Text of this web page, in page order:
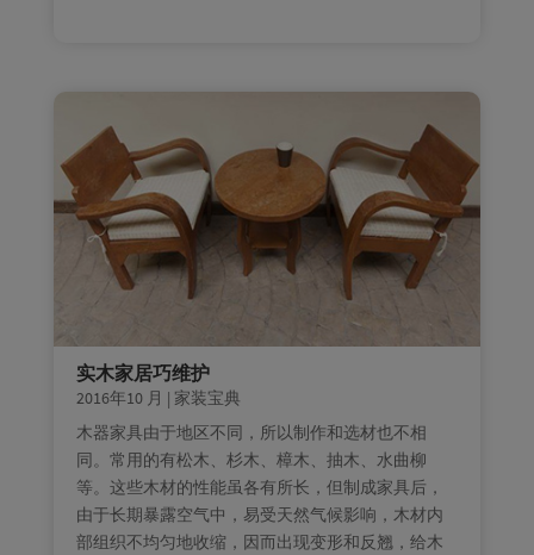
实木家居巧维护
2016年10 月 | 家装宝典
木器家具由于地区不同，所以制作和选材也不相
同。常用的有松木、杉木、樟木、抽木、水曲柳
等。这些木材的性能虽各有所长，但制成家具后，
由于长期暴露空气中，易受天然气候影响，木材内
部组织不均匀地收缩，因而出现变形和反翘，给木